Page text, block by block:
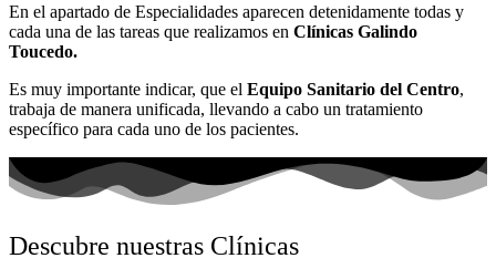
En el apartado de Especialidades aparecen detenidamente todas y
cada una de las tareas que realizamos en Clínicas Galindo
Toucedo.
Es muy importante indicar, que el Equipo Sanitario del Centro,
trabaja de manera unificada, llevando a cabo un tratamiento
específico para cada uno de los pacientes.
Descubre nuestras Clínicas